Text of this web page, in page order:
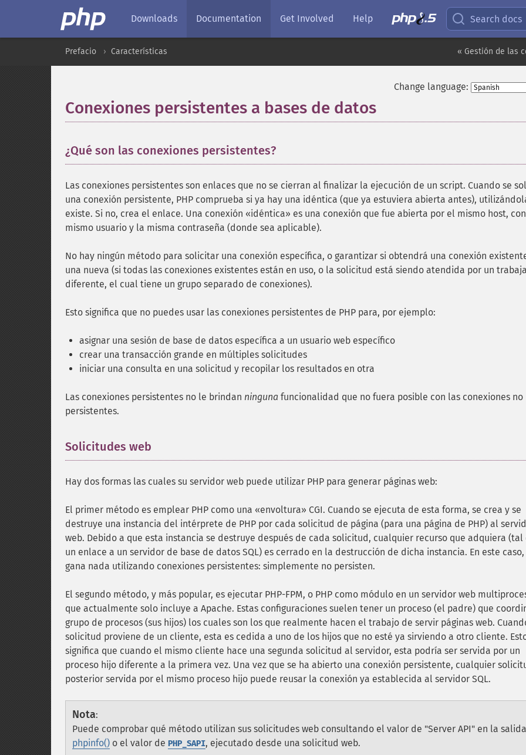
Downloads Documentation Get Involved Help Search docs
« Gestión de las
Prefacio Características
Change language:
Conexiones persistentes a bases de datos
¿Qué son las conexiones persistentes?
Las conexiones persistentes son enlaces que no se cierran al finalizar la ejecución de un script. Cuando se
una conexión persistente, PHP comprueba si ya hay una idéntica (que ya estuviera abierta antes),
existe. Si no, crea el enlace. Una conexión «idéntica» es una conexión que fue abierta por el mismo host,
mismo usuario y la misma contraseña (donde sea aplicable).
No hay ningún método para solicitar una conexión específica, o garantizar si obtendrá una conexión
una nueva (si todas las conexiones existentes están en uso, o la solicitud está siendo atendida por un
diferente, el cual tiene un grupo separado de conexiones).
Esto significa que no puedes usar las conexiones persistentes de PHP para, por ejemplo:
asignar una sesión de base de datos específica a un usuario web específico
crear una transacción grande en múltiples solicitudes
iniciar una consulta en una solicitud y recopilar los resultados en otra
Las conexiones persistentes no le brindan ninguna funcionalidad que no fuera posible con las conexiones no
persistentes.
Solicitudes web
Hay dos formas las cuales su servidor web puede utilizar PHP para generar páginas web:
El primer método es emplear PHP como una «envoltura» CGI. Cuando se ejecuta de esta forma, se crea y se
destruye una instancia del intérprete de PHP por cada solicitud de página (para una página de PHP) al
web. Debido a que esta instancia se destruye después de cada solicitud, cualquier recurso que adquiera (tal
un enlace a un servidor de base de datos SQL) es cerrado en la destrucción de dicha instancia. En este caso,
gana nada utilizando conexiones persistentes: simplemente no persisten.
El segundo método, y más popular, es ejecutar PHP-FPM, o PHP como módulo en un servidor web
que actualmente solo incluye a Apache. Estas configuraciones suelen tener un proceso (el padre) que
grupo de procesos (sus hijos) los cuales son los que realmente hacen el trabajo de servir páginas web.
solicitud proviene de un cliente, esta es cedida a uno de los hijos que no esté ya sirviendo a otro cliente.
significa que cuando el mismo cliente hace una segunda solicitud al servidor, esta podría ser servida por un
proceso hijo diferente a la primera vez. Una vez que se ha abierto una conexión persistente, cualquier
posterior servida por el mismo proceso hijo puede reusar la conexión ya establecida al servidor SQL.
Nota:
Puede comprobar qué método utilizan sus solicitudes web consultando el valor de "Server API" en la
phpinfo() o el valor de PHP_SAPI, ejecutado desde una solicitud web.